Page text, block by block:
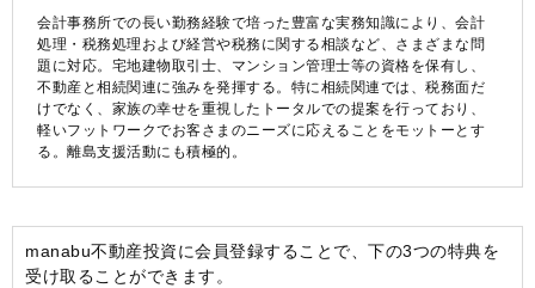
会計事務所での長い勤務経験で培った豊富な実務知識により、会計
処理・税務処理および経営や税務に関する相談など、さまざまな問
題に対応。宅地建物取引士、マンション管理士等の資格を保有し、
不動産と相続関連に強みを発揮する。特に相続関連では、税務面だ
けでなく、家族の幸せを重視したトータルでの提案を行っており、
軽いフットワークでお客さまのニーズに応えることをモットーとす
る。離島支援活動にも積極的。
manabu不動産投資に会員登録することで、下の3つの特典を
受け取ることができます。